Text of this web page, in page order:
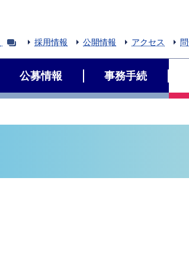
採用情報 公開情報 アクセス
公募情報 事務手続